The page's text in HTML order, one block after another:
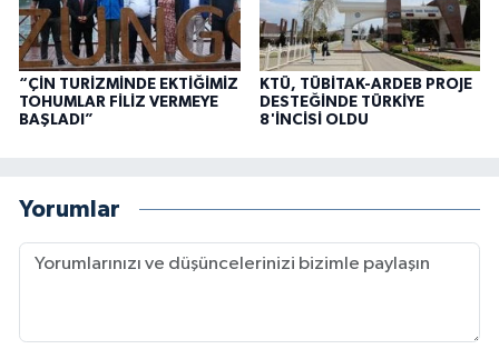
“ÇİN TURİZMİNDE EKTİĞİMİZ
TOHUMLAR FİLİZ VERMEYE
BAŞLADI”
KTÜ, TÜBİTAK-ARDEB PROJE
DESTEĞİNDE TÜRKİYE
8'İNCİSİ OLDU
Yorumlar